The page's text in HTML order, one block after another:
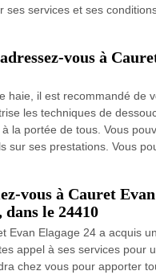
services et ses
vous à
haie, il est recommandé de
les techniques de
la portée de tous. Vous
ses prestations. Vous
vous à Cauret
le 24410
Evan Elagage 24 a acquis
appel à ses services pour
chez vous pour apporter